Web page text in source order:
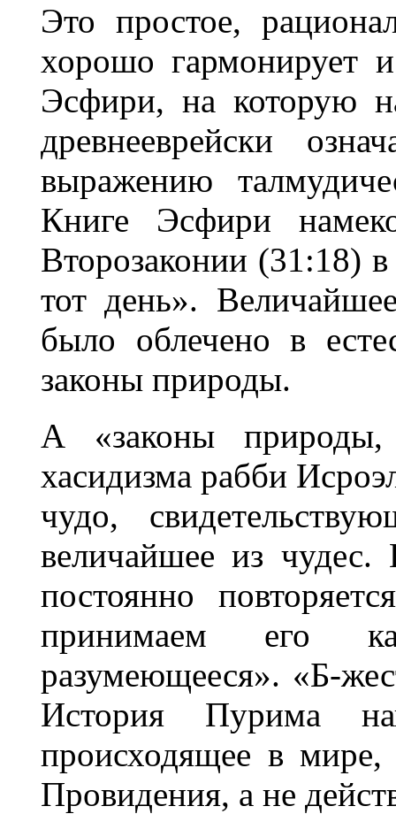
Это простое,
хорошо гармонирует
Эсфири, на которую
древнееврейски
выражению
Книге Эсфири
Второзаконии (31:18)
тот день».
было облечено в
законы природы.
А «законы
хасидизма рабби
чудо,
величайшее из
постоянно
принимаем его
разумеющееся». «Б-
История Пурима
происходящее в
Провидения, а не